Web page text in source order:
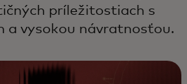
príležitostiach s
a vysokou návratnosťou.